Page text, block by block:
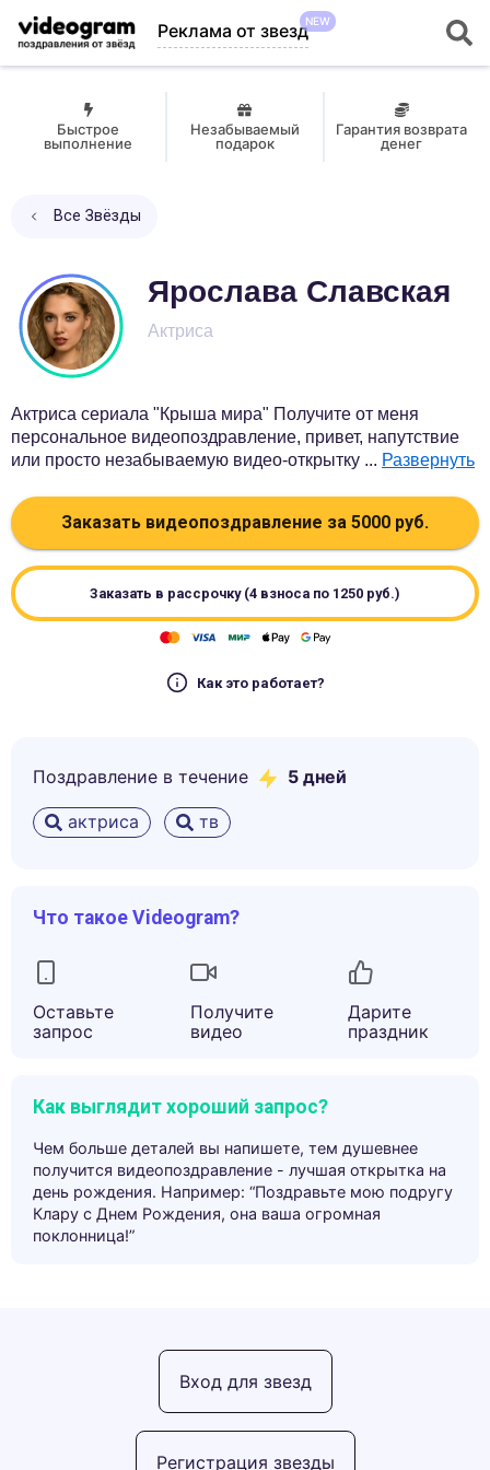
Реклама от звездNEW
Быстрое
выполнение
Незабываемый
подарок
Гарантия возврата
денег
Все Звёзды
Ярослава Славская
Актриса
Актриса сериала "Крыша мира" Получите от меня
персональное видеопоздравление, привет, напутствие
или просто незабываемую видео-открытку ... Развернуть
Заказать видеопоздравление за 5000 руб.
Заказать в рассрочку (4 взноса по 1250 руб.)
Как это работает?
Поздравление в течение 5 дней
актриса тв
Что такое Videogram?
Оставьте
запрос
Получите
видео
Дарите
праздник
Как выглядит хороший запрос?
Чем больше деталей вы напишете, тем душевнее
получится видеопоздравление - лучшая открытка на
день рождения. Например: “Поздравьте мою подругу
Клару с Днем Рождения, она ваша огромная
поклонница!”
Регистрация звезды
Вход для звезд